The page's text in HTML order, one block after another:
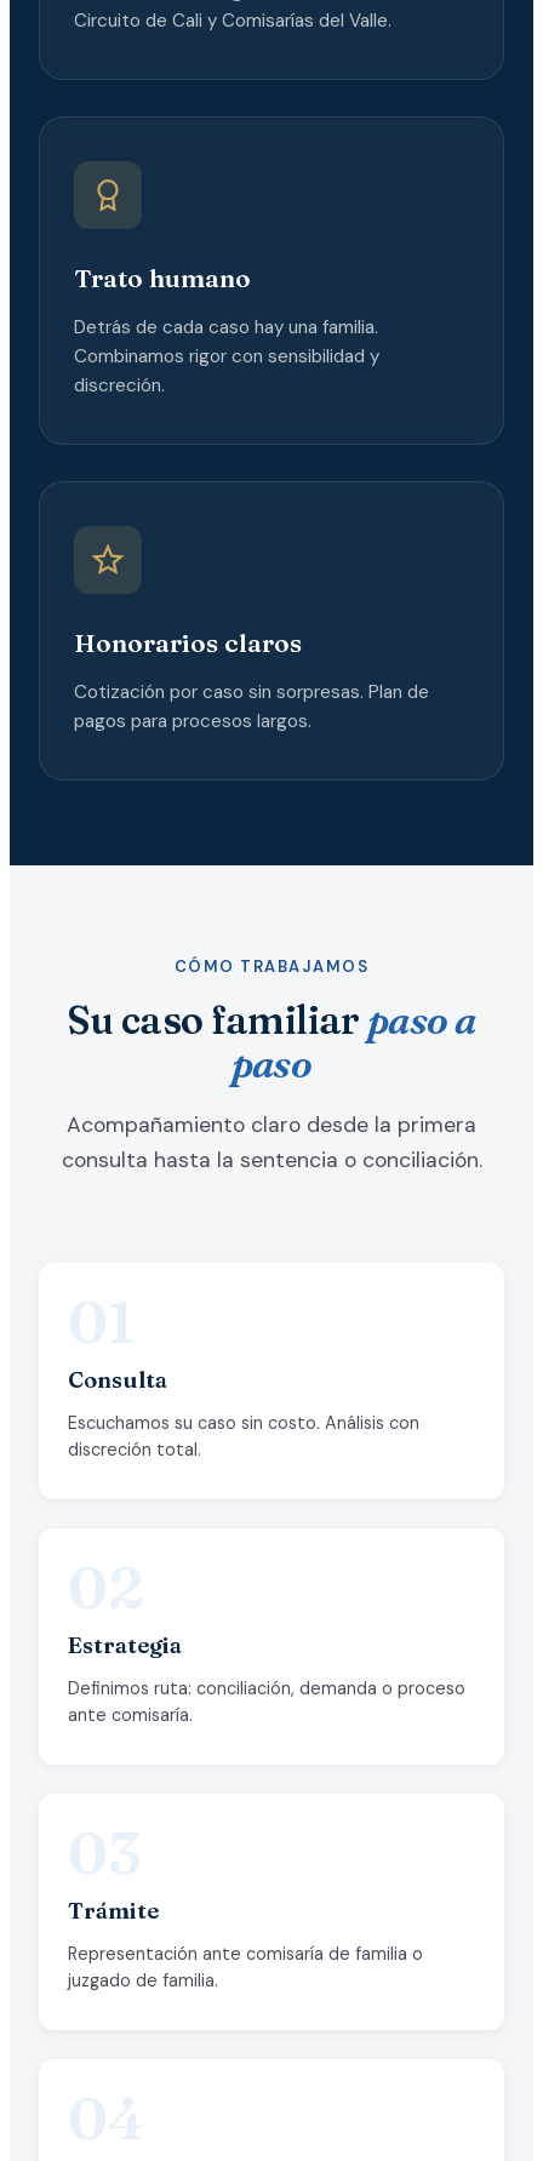
Circuito de Cali y Comisarías del Valle.
Trato humano
Detrás de cada caso hay una familia.
Combinamos rigor con sensibilidad y
discreción.
Honorarios claros
Cotización por caso sin sorpresas. Plan de
pagos para procesos largos.
CÓMO TRABAJAMOS
Su caso familiar paso a
paso
Acompañamiento claro desde la primera
consulta hasta la sentencia o conciliación.
Consulta
Escuchamos su caso sin costo. Análisis con
discreción total.
Estrategia
Definimos ruta: conciliación, demanda o proceso
ante comisaría.
Trámite
Representación ante comisaría de familia o
juzgado de familia.